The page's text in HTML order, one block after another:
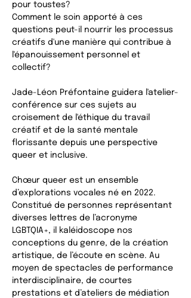
pour toustes?
Comment le soin apporté à ces
questions peut-il nourrir les processus
créatifs d'une manière qui contribue à
l'épanouissement personnel et
collectif?
Jade-Léon Préfontaine guidera l'atelier-
conférence sur ces sujets au
croisement de l'éthique du travail
créatif et de la santé mentale
florissante depuis une perspective
queer et inclusive.
Chœur queer est un ensemble
d’explorations vocales né en 2022.
Constitué de personnes représentant
diverses lettres de l’acronyme
LGBTQIA+, il kaléidoscope nos
conceptions du genre, de la création
artistique, de l’écoute en scène. Au
moyen de spectacles de performance
interdisciplinaire, de courtes
prestations et d’ateliers de médiation